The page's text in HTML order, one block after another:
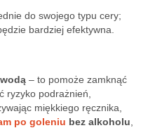
do swojego typu cery;
bardziej efektywna.
– to pomoże zamknąć
ryzyko podrażnień,
miękkiego ręcznika,
po goleniu bez alkoholu